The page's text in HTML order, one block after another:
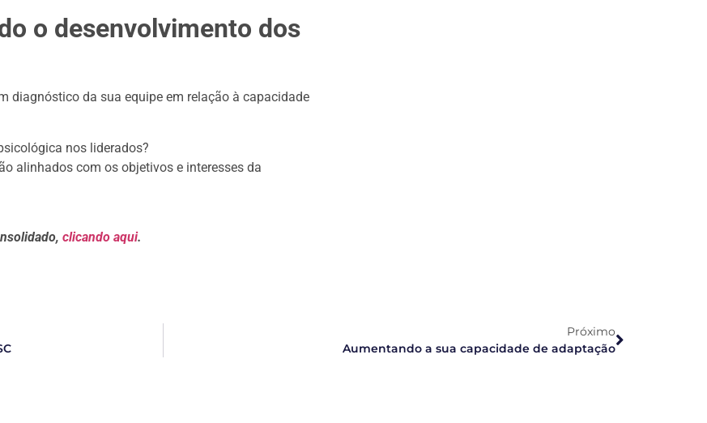
o desenvolvimento dos
diagnóstico da sua equipe em relação à capacidade
nos liderados?
alinhados com os objetivos e interesses da
clicando aqui.
Próximo
Aumentando a sua capacidade de adaptação